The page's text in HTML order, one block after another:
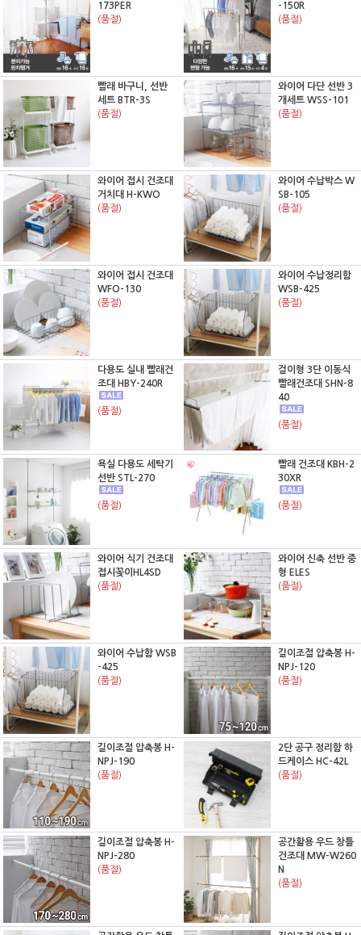
173PER
(품절)
-150R
(품절)
빨래 바구니, 선반
세트 BTR-3S
(품절)
와이어 다단 선반 3
개세트 WSS-101
(품절)
와이어 접시 건조대
거치대 H-KWO
(품절)
와이어 수납박스 W
SB-105
(품절)
와이어 접시 건조대
WFO-130
(품절)
와이어 수납정리함
WSB-425
(품절)
다용도 실내 빨래건
조대 HBY-240R
(품절)
걸이형 3단 이동식
빨래건조대 SHN-8
40
(품절)
욕실 다용도 세탁기
선반 STL-270
(품절)
빨래 건조대 KBH-2
30XR
(품절)
와이어 식기 건조대
접시꽂이HL4SD
(품절)
와이어 신축 선반 중
형 ELES
(품절)
와이어 수납함 WSB
-425
(품절)
길이조절 압축봉 H-
NPJ-120
(품절)
길이조절 압축봉 H-
NPJ-190
(품절)
2단 공구 정리함 하
드케이스 HC-42L
(품절)
길이조절 압축봉 H-
NPJ-280
(품절)
공간활용 우드 창틀
건조대 MW-W260
N
(품절)